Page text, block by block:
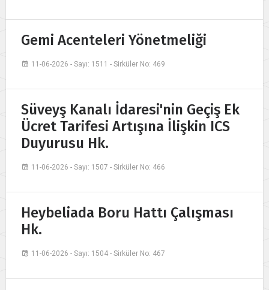
Gemi Acenteleri Yönetmeliği
11-06-2026 - Sayı: 1511 - Sirküler No: 469
Süveyş Kanalı İdaresi'nin Geçiş Ek
Ücret Tarifesi Artışına İlişkin ICS
Duyurusu Hk.
11-06-2026 - Sayı: 1507 - Sirküler No: 466
Heybeliada Boru Hattı Çalışması
Hk.
11-06-2026 - Sayı: 1504 - Sirküler No: 467